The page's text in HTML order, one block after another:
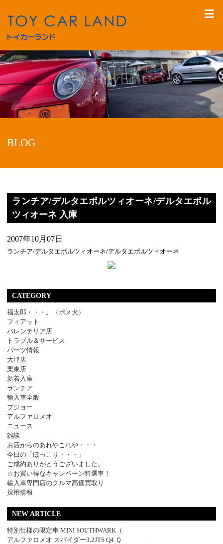
BLOG
ランチア/デルタエボルツィオーネ/デルタエボル
ツィオーネ 入庫
2007年10月07日
ランチア/デルタエボルツィオーネ/デルタエボルツィオーネ
CATEGORY
福太郎・・・。（ポメ犬）
フィアット
バレンテリア店
トラブル＆サービス
パーツ情報
大津店
栗東店
新着入庫
ランチア
輸入車全般
プジョー
アルファロメオ
ニュース
雑談
お店からのあれやこれや・・・
今日の「ほっこり・・・」
ご成約ありがとうございました。
☆お買い得なキャンペーン特選車！
輸入車専門店のクルマ高価買取り
採用情報
NEW ARTICLE
特別仕様の限定車 MINI SOUTHWARK（
アルファロメオ スパイダー3.2JTS Q4 Ｑ